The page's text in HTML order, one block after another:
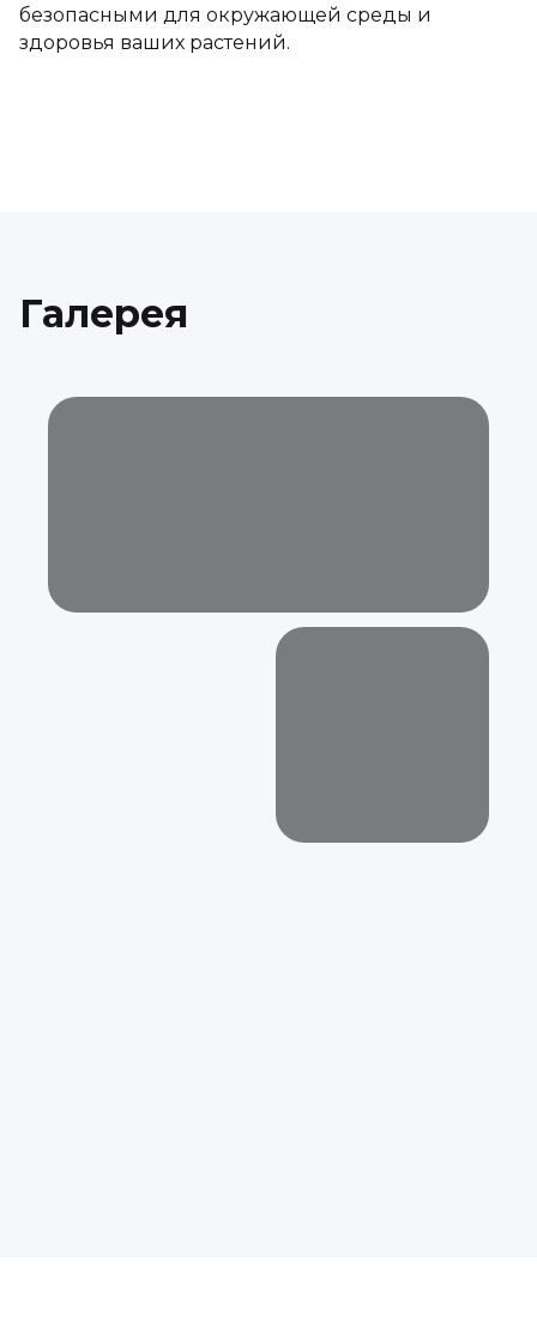
безопасными для окружающей среды и
здоровья ваших растений.
Галерея